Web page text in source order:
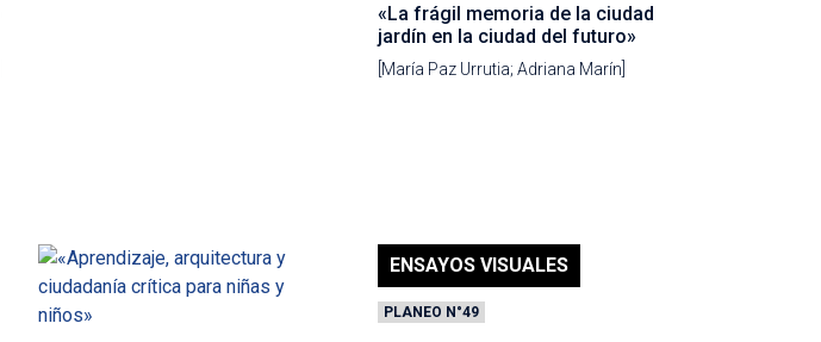
«La frágil memoria de la ciudad
jardín en la ciudad del futuro»
[María Paz Urrutia; Adriana Marín]
ENSAYOS VISUALES
PLANEO N°49